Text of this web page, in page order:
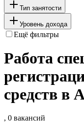
Тип занятости
Уровень дохода
Ещё фильтры
Работа
средств в
, 0 вакансий